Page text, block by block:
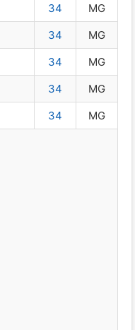
34
MG
34
MG
34
MG
34
MG
34 MG